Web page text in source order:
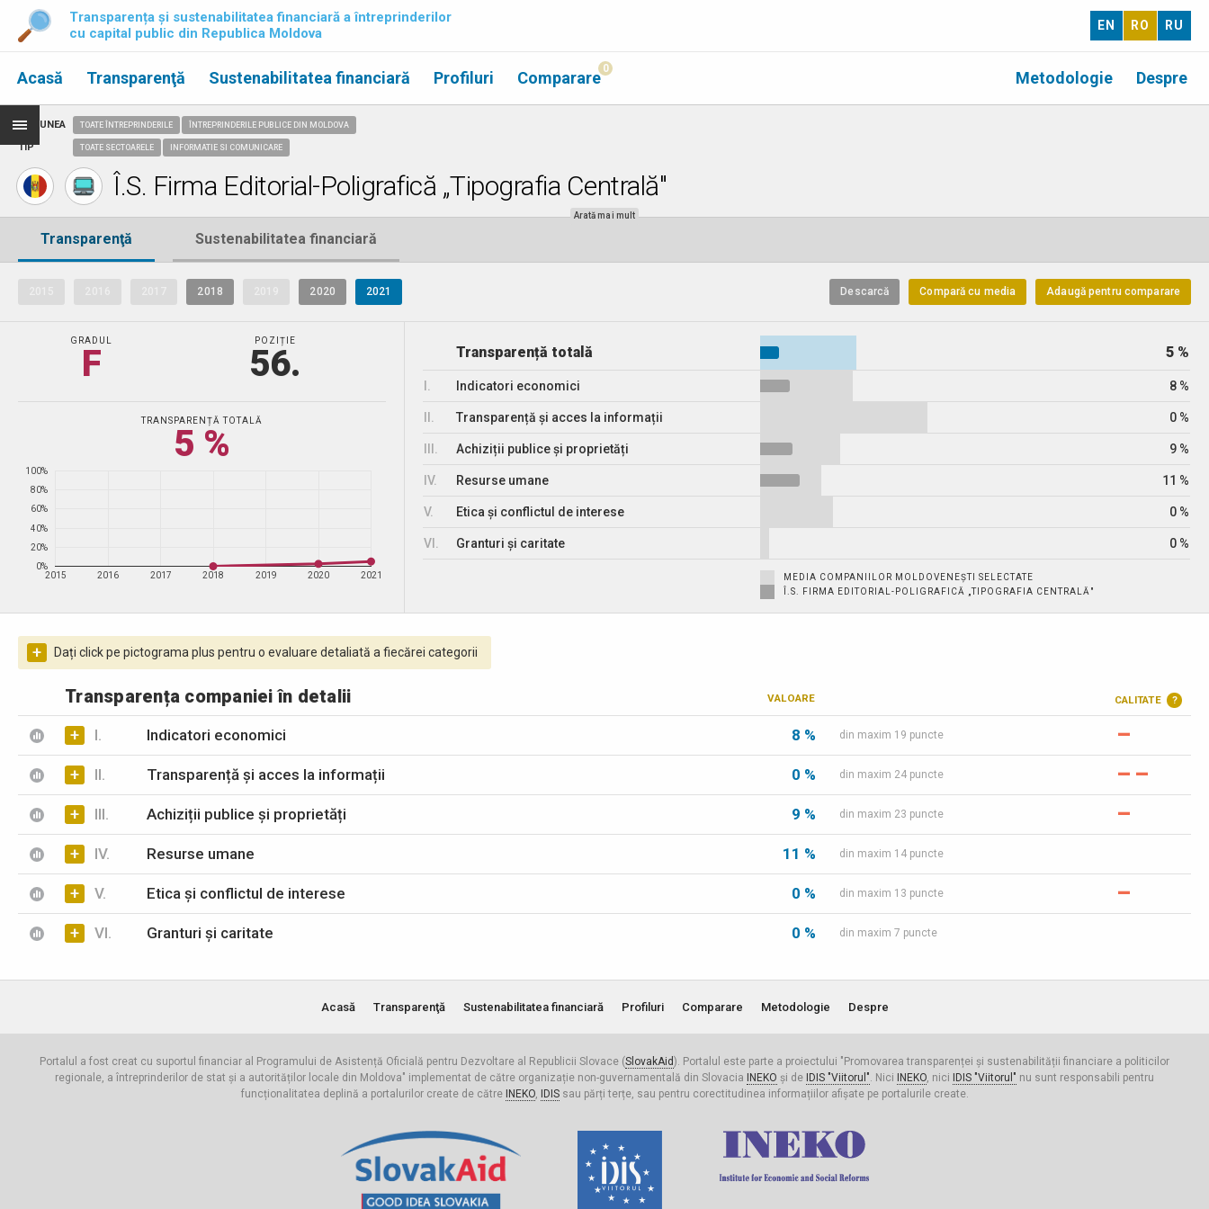
Transparența și sustenabilitatea financiară a întreprinderilor
cu capital public din Republica Moldova
EN RO RU
Acasă Transparenţă Despre
Metodologie
Sustenabilitatea financiară Profiluri Comparare 0
REGIUNEA
TIP
TOATE ÎNTREPRINDERILE ÎNTREPRINDERILE PUBLICE DIN MOLDOVA
TOATE SECTOARELE INFORMATIE SI COMUNICARE
Î.S. Firma Editorial-Poligrafică „Tipografia Centrală"
Arată mai mult
Transparenţă Sustenabilitatea financiară
2018 2020 2021 Adaugă pentru comparare
Compară cu media
Descarcă
GRADUL
F
POZIȚIE
56.
TRANSPARENȚĂ TOTALĂ
5 %
2015 2016 2017 2018 2019 2020 2021
0%
20%
40%
60%
80%
100%
Transparență totală 5 %
Indicatori economici 8 %
Transparență și acces la informații 0 %
Achiziții publice și proprietăți 9 %
IV. Resurse umane 11 %
V. Etica și conflictul de interese 0 %
VI. Granturi și caritate 0 %
MEDIA COMPANIILOR MOLDOVENEȘTI SELECTATE
Î.S. FIRMA EDITORIAL-POLIGRAFICĂ „TIPOGRAFIA CENTRALĂ"
+ Dați click pe pictograma plus pentru o evaluare detaliată a fiecărei categorii
Transparența companiei în detalii VALOARE CALITATE ?
+ I. Indicatori economici 8 % din maxim 19 puncte –
+ II. Transparență și acces la informații 0 % din maxim 24 puncte – –
+ III. Achiziții publice și proprietăți 9 % din maxim 23 puncte –
+ IV. Resurse umane 11 % din maxim 14 puncte
+ V. Etica și conflictul de interese 0 % din maxim 13 puncte –
+ VI. Granturi și caritate 0 % din maxim 7 puncte
Acasă Transparenţă Sustenabilitatea financiară Profiluri Comparare Metodologie Despre
Portalul a fost creat cu suportul financiar al Programului de Asistență Oficială pentru Dezvoltare al Republicii Slovace (SlovakAid ). Portalul este parte a proiectului "Promovarea transparenței și sustenabilității financiare a politicilor
regionale, a întreprinderilor de stat și a autorităților locale din Moldova" implementat de către organizație non-guvernamentală din Slovacia
INEKO și de IDIS "Viitorul". Nici INEKO, nici IDIS "Viitorul" nu sunt responsabili pentru
funcționalitatea deplină a portalurilor create de către INEKO, IDISsau părți terțe, sau pentru corectitudinea informațiilor afișate pe portalurile create.